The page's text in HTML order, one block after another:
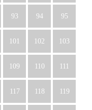
93 94 95
101 102 103
109 110 111
117 118 119